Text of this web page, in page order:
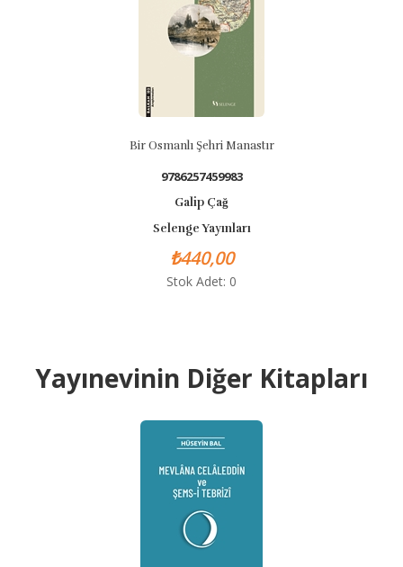
Bir Osmanlı Şehri Manastır
9786257459983
Galip Çağ
Selenge Yayınları
₺440,00
Stok Adet: 0
Yayınevinin Diğer Kitapları